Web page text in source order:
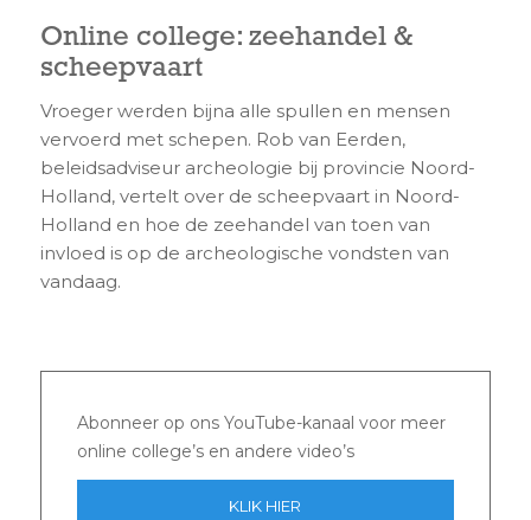
Online college: zeehandel &
scheepvaart
Vroeger werden bijna alle spullen en mensen
vervoerd met schepen. Rob van Eerden,
beleidsadviseur archeologie bij provincie Noord-
Holland, vertelt over de scheepvaart in Noord-
Holland en hoe de zeehandel van toen van
invloed is op de archeologische vondsten van
vandaag.
Abonneer op ons YouTube-kanaal voor meer
online college’s en andere video’s
KLIK HIER